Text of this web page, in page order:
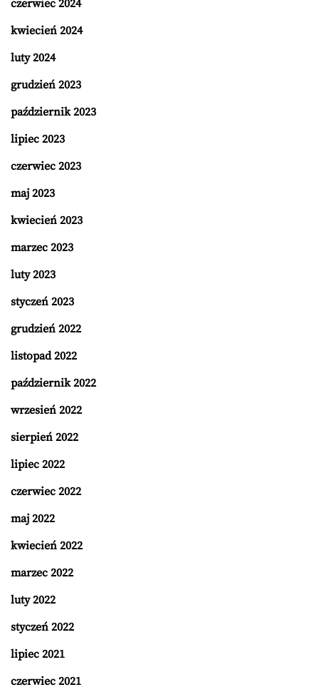
czerwiec 2024
kwiecień 2024
luty 2024
grudzień 2023
październik 2023
lipiec 2023
czerwiec 2023
maj 2023
kwiecień 2023
marzec 2023
luty 2023
styczeń 2023
grudzień 2022
listopad 2022
październik 2022
wrzesień 2022
sierpień 2022
lipiec 2022
czerwiec 2022
maj 2022
kwiecień 2022
marzec 2022
luty 2022
styczeń 2022
lipiec 2021
czerwiec 2021